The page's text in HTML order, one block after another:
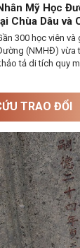
Mỹ Học
Chùa Dâu và
300 học viên
(NMHĐ) vừa
tả di tích quy
là Chùa Dâu và
người học Hán
tri thức cổ
vào công cuộc
TRAO ĐỔI